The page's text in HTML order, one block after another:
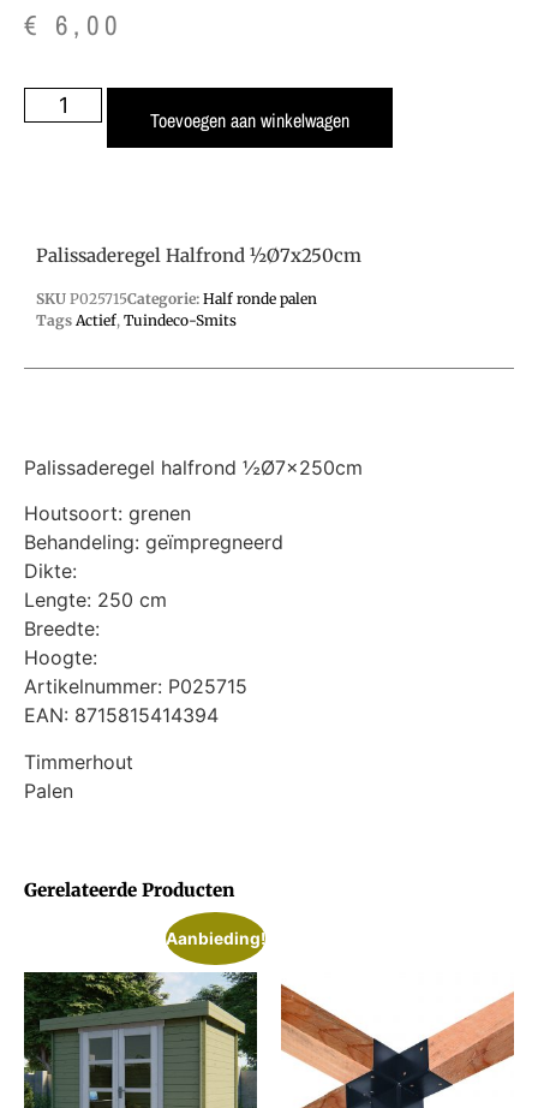
€ 6,00
Toevoegen aan winkelwagen
Gerelateerde Producten
Aanbieding!
Palissaderegel Halfrond ½Ø7x250cm
SKU P025715Categorie: Half ronde palen
Tags Actief, Tuindeco-Smits
Palissaderegel halfrond ½Ø7x250cm
Houtsoort: grenen
Behandeling: geïmpregneerd
Dikte:
Lengte: 250 cm
Breedte:
Hoogte:
Artikelnummer: P025715
EAN: 8715815414394
Timmerhout
Palen